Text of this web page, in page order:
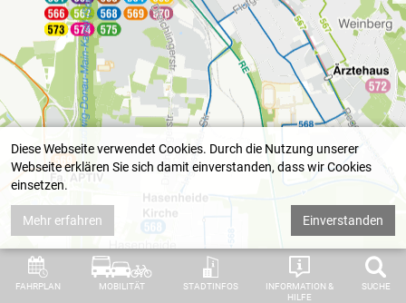
FAHRPLAN MOBILITÄT STADTINFOS
INFORMATION &
HILFE
SUCHE
Diese Webseite verwendet Cookies. Durch die Nutzung unserer
Webseite erklären Sie sich damit einverstanden, dass wir Cookies
einsetzen.
Mehr erfahren Einverstanden